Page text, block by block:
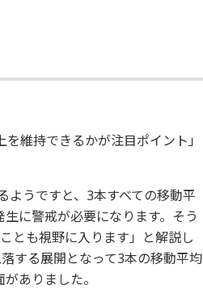
維持できるかが注目ポイント」
ようですと、3本すべての移動平
に警戒が必要になります。そう
とも視野に入ります」と解説し
する展開となって3本の移動平均
ありました。